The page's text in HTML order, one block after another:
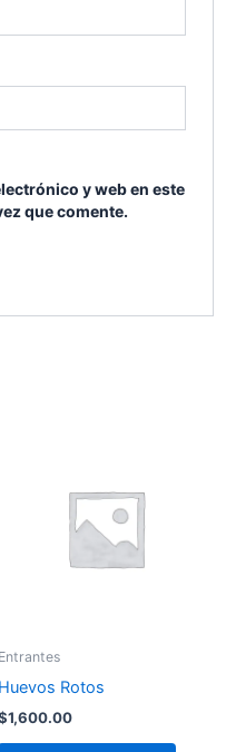
y web en este
que comente.
Entrantes
Huevos Rotos
1,600.00